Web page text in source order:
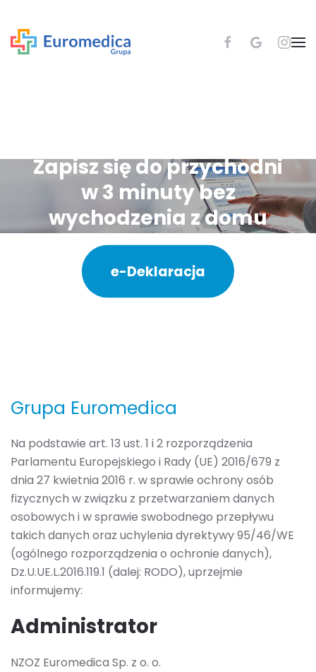
Zapisz się do przychodni
w 3 minuty bez
wychodzenia z domu
e-Deklaracja
Grupa Euromedica
Na podstawie art. 13 ust. 1 i 2 rozporządzenia
Parlamentu Europejskiego i Rady (UE) 2016/679 z
dnia 27 kwietnia 2016 r. w sprawie ochrony osób
fizycznych w związku z przetwarzaniem danych
osobowych i w sprawie swobodnego przepływu
takich danych oraz uchylenia dyrektywy 95/46/WE
(ogólnego rozporządzenia o ochronie danych),
Dz.U.UE.L.2016.119.1 (dalej: RODO), uprzejmie
informujemy:
Administrator
NZOZ Euromedica Sp. z o. o.